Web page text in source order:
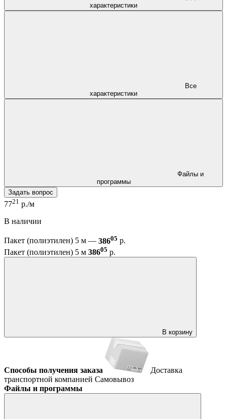
характеристики
характеристики
программы
Задать вопрос
7721 р./м
В наличии
Пакет (полиэтилен) 5 м — 38605 р.
Пакет (полиэтилен) 5 м 38605 р.
В корзину
Способы получения заказа
Доставка
транспортной компанией Самовывоз
Файлы и программы